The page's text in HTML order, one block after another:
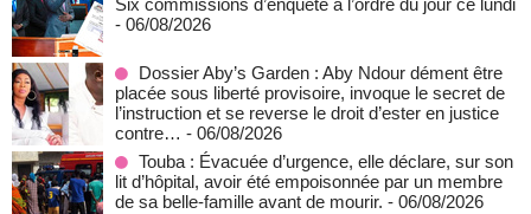
Six commissions d’enquête à l’ordre du jour ce lundi
- 06/08/2026
Dossier Aby’s Garden : Aby Ndour dément être
placée sous liberté provisoire, invoque le secret de
l’instruction et se reverse le droit d’ester en justice
contre… - 06/08/2026
Touba : Évacuée d’urgence, elle déclare, sur son
lit d’hôpital, avoir été empoisonnée par un membre
de sa belle-famille avant de mourir. - 06/08/2026